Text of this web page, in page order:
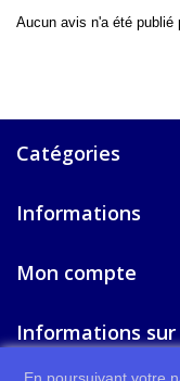
Aucun avis n'a été publié
Catégories
Informations
Mon compte
Informations